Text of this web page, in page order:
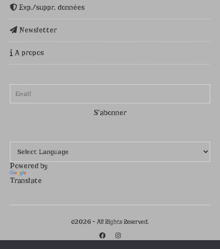
Exp./suppr. données
Newsletter
A propos
Powered by
Translate
©2026 - All Rights Reserved.